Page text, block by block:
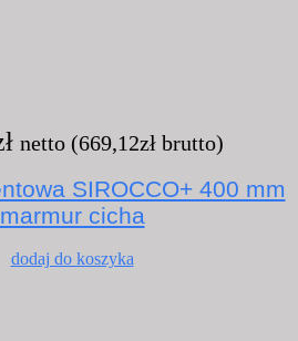
netto (669,12zł brutto)
SIROCCO+ 400 mm
marmur cicha
dodaj do koszyka